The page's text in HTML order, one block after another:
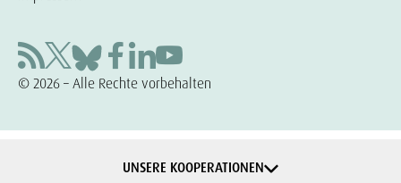
© 2026 – Alle Rechte vorbehalten
UNSERE KOOPERATIONEN